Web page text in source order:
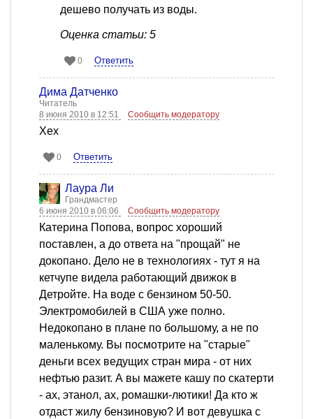
дешево получать из воды.
Оценка статьи: 5
0 Ответить
Дима Датченко
Читатель
8 июня 2010 в 12:51
Сообщить модератору
Хех
0 Ответить
Лаура Ли
Грандмастер
6 июня 2010 в 06:06
Сообщить модератору
Катерина Попова, вопрос хороший
поставлен, а до ответа на "прощай" не
докопано. Дело не в технологиях - тут я на
кетчупе видела работающий движок в
Детройте. На воде с бензином 50-50.
Электромобилей в США уже полно.
Недокопано в плане по большому, а не по
маленькому. Вы посмотрите на "старые"
деньги всех ведущих стран мира - от них
нефтью разит. А вы мажете кашу по скатерти
- ах, этанол, ах, ромашки-лютики! Да кто ж
отдаст жилу бензиновую? И вот девушка с